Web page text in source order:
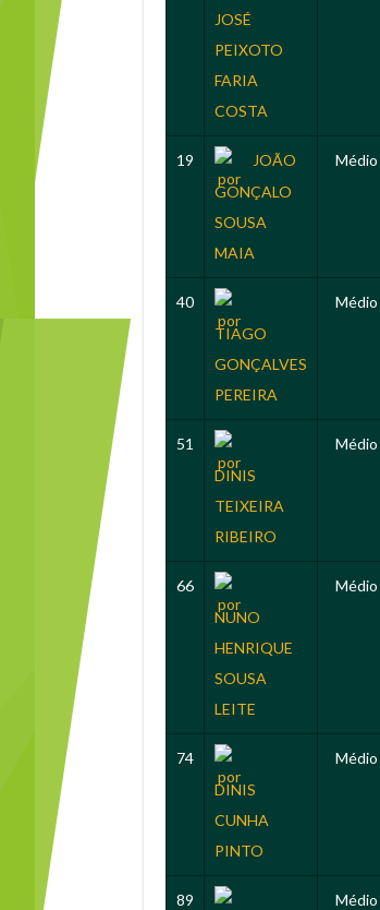
JOSÉ
PEIXOTO
FARIA
COSTA
19
JOÃO
GONÇALO
SOUSA
MAIA
Médio
40
TIAGO
GONÇALVES
PEREIRA
Médio
51
DINIS
TEIXEIRA
RIBEIRO
Médio
66
NUNO
HENRIQUE
SOUSA
LEITE
Médio
74
DINIS
CUNHA
PINTO
Médio
89
Médio